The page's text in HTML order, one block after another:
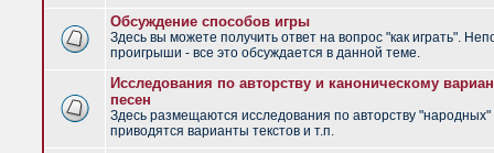
Обсуждение способов игры
Здесь вы можете получить ответ на вопрос "как играть".
проигрыши - все это обсуждается в данной теме.
Исследования по авторству и каноническому
песен
Здесь размещаются исследования по авторству "народных"
приводятся варианты текстов и т.п.